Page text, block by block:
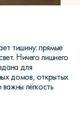
тишину: прямые
Ничего лишнего
для
домов, открытых
лёгкость